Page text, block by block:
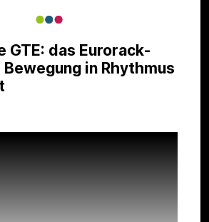
GTE: das Eurorack-
in Rhythmus